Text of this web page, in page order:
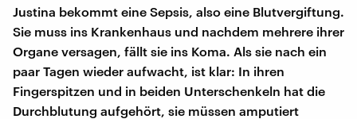
Justina bekommt eine Sepsis, also eine Blutvergiftung.
Sie muss ins Krankenhaus und nachdem mehrere ihrer
Organe versagen, fällt sie ins Koma. Als sie nach ein
paar Tagen wieder aufwacht, ist klar: In ihren
Fingerspitzen und in beiden Unterschenkeln hat die
Durchblutung aufgehört, sie müssen amputiert